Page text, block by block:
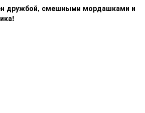
дружбой, смешными мордашками и